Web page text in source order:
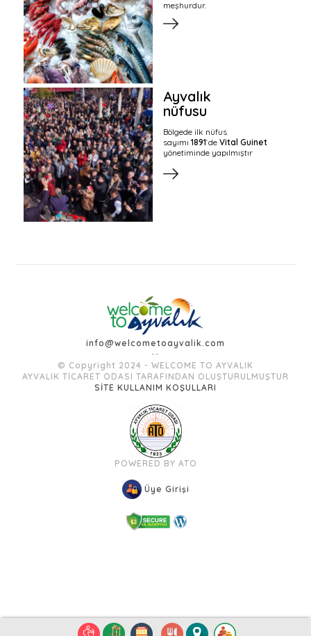
meşhurdur.
Ayvalık
nüfusu
Bölgede ilk nüfus
sayımı 1891‘de Vital Guinet
yönetiminde yapılmıştır
info@welcometoayvalik.com
--
© Copyright 2024 - WELCOME TO AYVALIK
AYVALIK TİCARET ODASI TARAFINDAN OLUŞTURULMUŞTUR
SİTE KULLANIM KOŞULLARI
POWERED BY ATO
Üye Girişi